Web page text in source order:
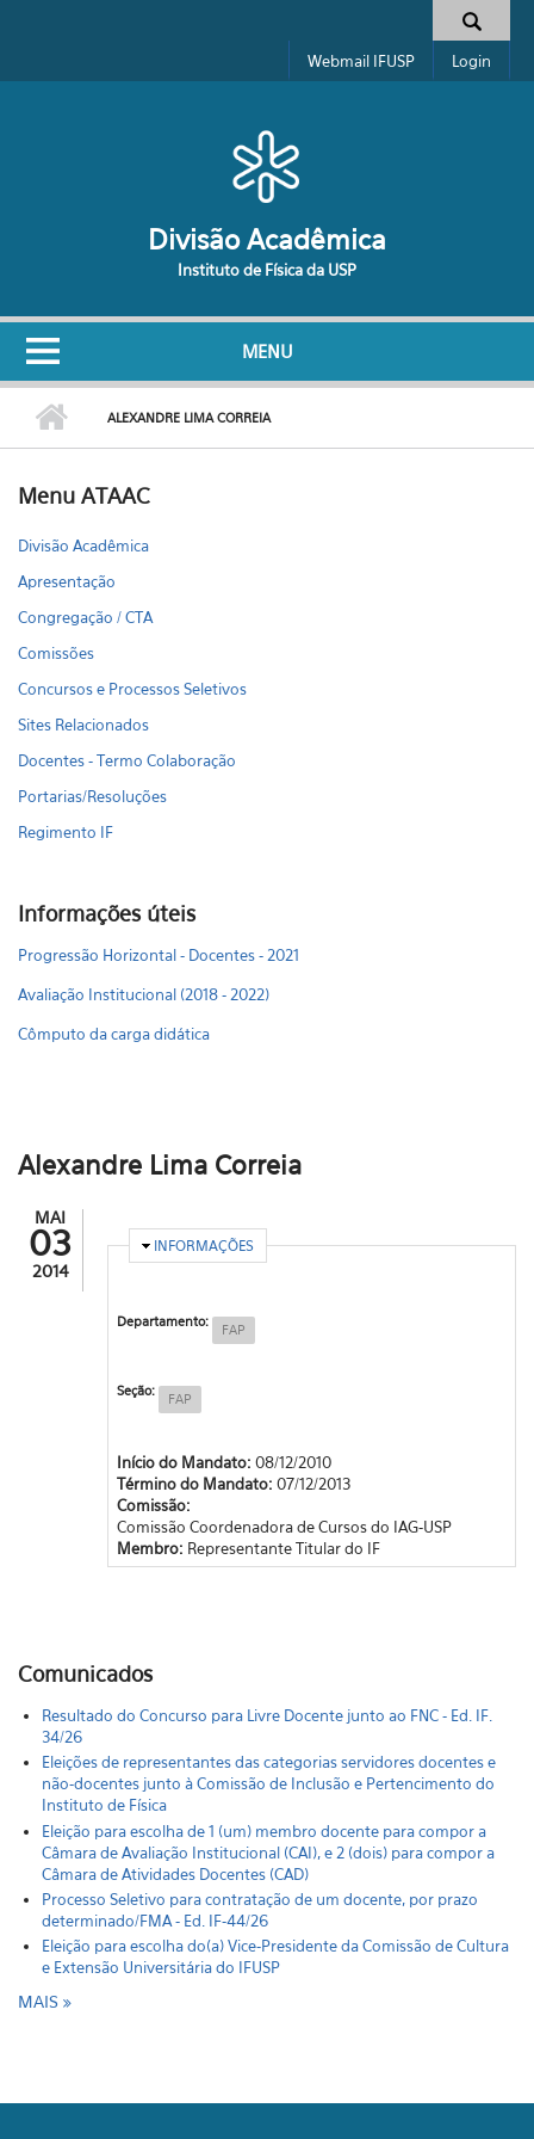
Formulário de busca
Webmail IFUSP Login
Divisão Acadêmica
Instituto de Física da USP
MENU
ALEXANDRE LIMA CORREIA
Menu ATAAC
Divisão Acadêmica
Apresentação
Congregação / CTA
Comissões
Concursos e Processos Seletivos
Sites Relacionados
Docentes - Termo Colaboração
Portarias/Resoluções
Regimento IF
Informações úteis
Progressão Horizontal - Docentes - 2021
Avaliação Institucional (2018 - 2022)
Cômputo da carga didática
Alexandre Lima Correia
MAI
03
2014
OCULTAR
INFORMAÇÕES
Departamento: FAP
Seção: FAP
Início do Mandato: 08/12/2010
Término do Mandato: 07/12/2013
Comissão:
Comissão Coordenadora de Cursos do IAG-USP
Membro: Representante Titular do IF
Comunicados
Resultado do Concurso para Livre Docente junto ao FNC - Ed. IF.
34/26
Eleições de representantes das categorias servidores docentes e
não-docentes junto à Comissão de Inclusão e Pertencimento do
Instituto de Física
Eleição para escolha de 1 (um) membro docente para compor a
Câmara de Avaliação Institucional (CAI), e 2 (dois) para compor a
Câmara de Atividades Docentes (CAD)
Processo Seletivo para contratação de um docente, por prazo
determinado/FMA - Ed. IF-44/26
Eleição para escolha do(a) Vice-Presidente da Comissão de Cultura
e Extensão Universitária do IFUSP
MAIS